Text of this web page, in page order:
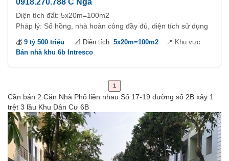
0918.270.788 C Nga
Diện tích đất: 5x20m=100m2
Pháp lý: Sổ hồng, nhà hoàn công đầy đủ, diện tích sử dụng
262m2
Khu dân cư đông đúc với tỷ lệ xây nhà trên 80%, nhà gần
Hưng 1,5km, gần trung tâm thương mại lớn như Lotte mart,
💰 9 tỷ 500 triệu 📐 Diện tích: 5x20m=100m2
📍 Khu vực:
Bán nhà khu 6b Intresco
1
Cần bán 2 Căn Nhà Phố liền nhau Số 17-19 đường số 2B xây 1
trệt 3 lầu Khu Dân Cư 6B